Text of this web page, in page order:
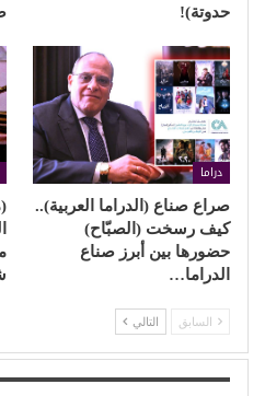
حدوتة)!
دراما
صراع صناع (الدراما العربية)..
كيف رسخت (الصبّاح)
حضورها بين أبرز صناع
الدراما…
السابق التالي